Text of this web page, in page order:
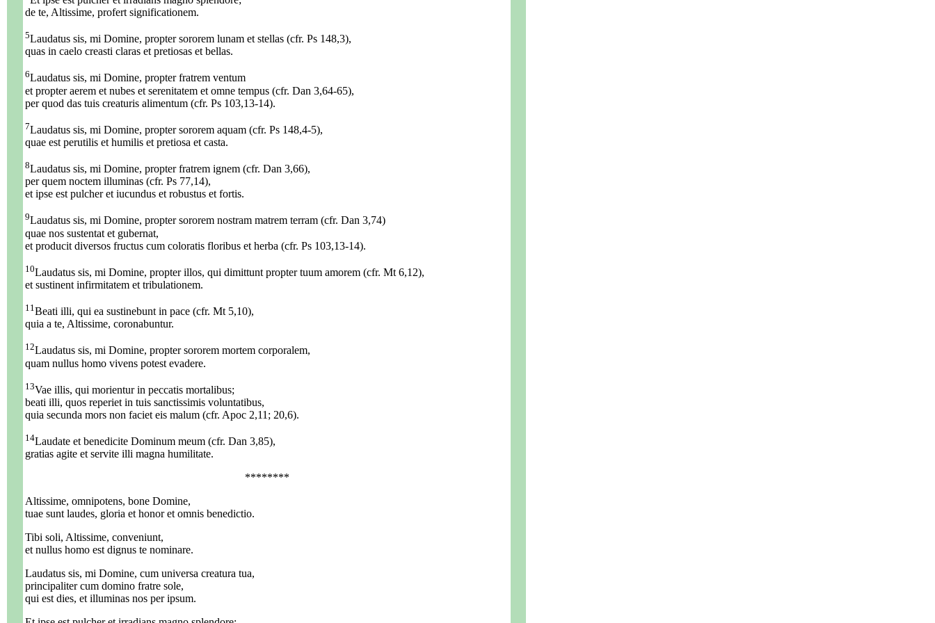
de te, Altissime, profert significationem.
5Laudatus sis, mi Domine, propter sororem lunam et stellas (cfr. Ps 148,3),
quas in caelo creasti claras et pretiosas et bellas.
6Laudatus sis, mi Domine, propter fratrem ventum
et propter aerem et nubes et serenitatem et omne tempus (cfr. Dan 3,64-65),
per quod das tuis creaturis alimentum (cfr. Ps 103,13-14).
7Laudatus sis, mi Domine, propter sororem aquam (cfr. Ps 148,4-5),
quae est perutilis et humilis et pretiosa et casta.
8Laudatus sis, mi Domine, propter fratrem ignem (cfr. Dan 3,66),
per quem noctem illuminas (cfr. Ps 77,14),
et ipse est pulcher et iucundus et robustus et fortis.
9Laudatus sis, mi Domine, propter sororem nostram matrem terram (cfr. Dan 3,74)
quae nos sustentat et gubernat,
et producit diversos fructus cum coloratis floribus et herba (cfr. Ps 103,13-14).
10Laudatus sis, mi Domine, propter illos, qui dimittunt propter tuum amorem (cfr. Mt 6,12),
et sustinent infirmitatem et tribulationem.
11 Beati illi, qui ea sustinebunt in pace (cfr. Mt 5,10),
quia a te, Altissime, coronabuntur.
12Laudatus sis, mi Domine, propter sororem mortem corporalem,
quam nullus homo vivens potest evadere.
13Vae illis, qui morientur in peccatis mortalibus;
beati illi, quos reperiet in tuis sanctissimis voluntatibus,
quia secunda mors non faciet eis malum (cfr. Apoc 2,11; 20,6).
14Laudate et benedicite Dominum meum (cfr. Dan 3,85),
gratias agite et servite illi magna humilitate.
********
Altissime, omnipotens, bone Domine,
tuae sunt laudes, gloria et honor et omnis benedictio.
Tibi soli, Altissime, conveniunt,
et nullus homo est dignus te nominare.
Laudatus sis, mi Domine, cum universa creatura tua,
principaliter cum domino fratre sole,
qui est dies, et illuminas nos per ipsum.